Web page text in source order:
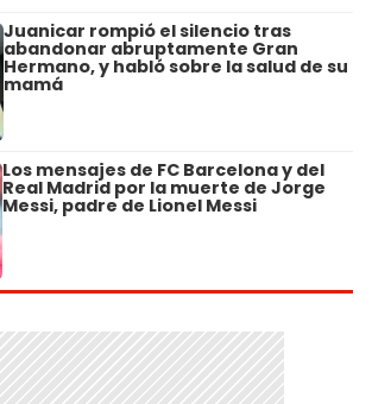
Juanicar rompió el silencio tras
abandonar abruptamente Gran
Hermano, y habló sobre la salud de su
mamá
Los mensajes de FC Barcelona y del
Real Madrid por la muerte de Jorge
Messi, padre de Lionel Messi